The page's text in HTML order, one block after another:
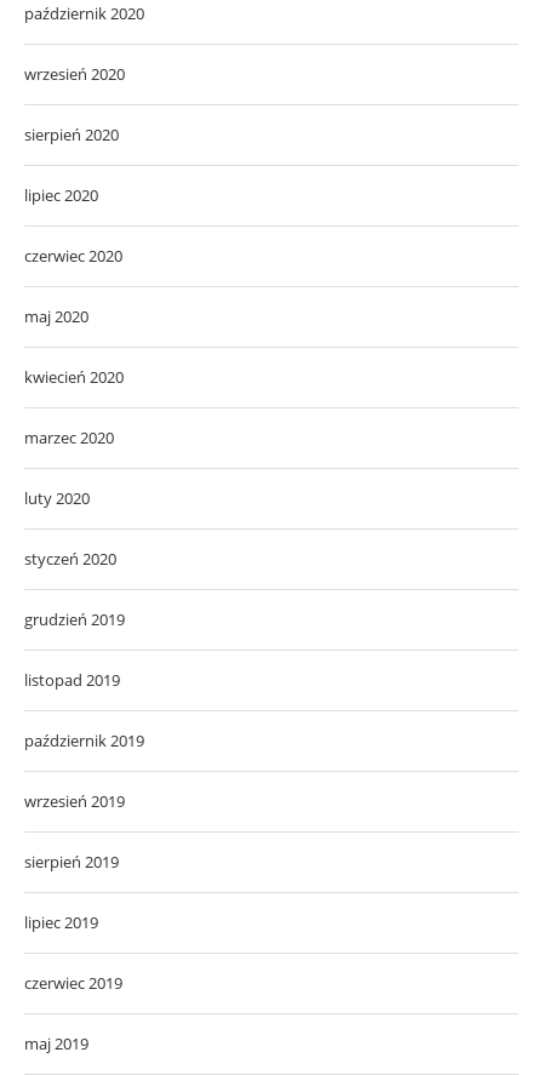
październik 2020
wrzesień 2020
sierpień 2020
lipiec 2020
czerwiec 2020
maj 2020
kwiecień 2020
marzec 2020
luty 2020
styczeń 2020
grudzień 2019
listopad 2019
październik 2019
wrzesień 2019
sierpień 2019
lipiec 2019
czerwiec 2019
maj 2019